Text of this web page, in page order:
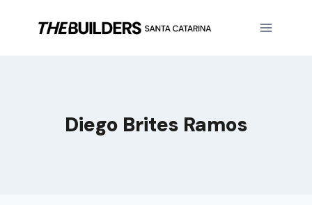
Diego Brites Ramos